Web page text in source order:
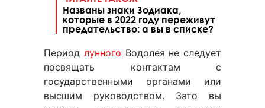
Названы знаки Зодиака,
которые в 2022 году переживут
предательство: а вы в списке?
Период лунного Водолея не следует
посвящать контактам с
государственными органами или
высшим руководством. Зато вы